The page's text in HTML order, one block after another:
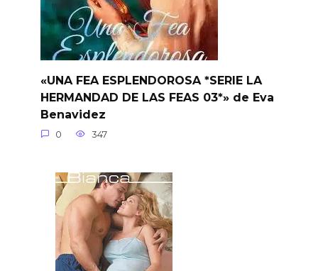
«UNA FEA ESPLENDOROSA *SERIE LA
HERMANDAD DE LAS FEAS 03*» de Eva
Benavidez
0 347